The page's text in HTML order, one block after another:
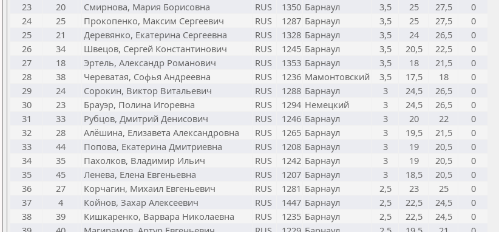
23
20 Смирнова, Мария Борисовна RUS 1350 Барнаул 3,5 25 27,5
0
24
25 Прокопенко, Максим Сергеевич RUS 1287 Барнаул 3,5 25 27,5
0
25
21 Деревянко, Екатерина Сергеевна RUS 1328 Барнаул 3,5 24 26,5
0
26
34 Швецов, Сергей Константинович RUS 1245 Барнаул 3,5 20,5 22,5
0
27
18 Эртель, Александр Романович RUS 1353 Барнаул 3,5 18 21,5
0
28
38 Череватая, Софья Андреевна RUS 1236 Мамонтовский 3,5 17,5 18
0
29
24 Сорокин, Виктор Витальевич RUS 1288 Барнаул 3 24,5 26,5
0
30
23 Брауэр, Полина Игоревна RUS 1294 Немецкий 3 24,5 26,5
0
31
33 Рубцов, Дмитрий Денисович RUS 1246 Барнаул 3 20 22
0
32
28 Алёшина, Елизавета Александровна RUS 1265 Барнаул 3 19,5 21,5
0
33
44 Попова, Екатерина Дмитриевна RUS 1208 Барнаул 3 19 20,5
0
34
35 Пахолков, Владимир Ильич RUS 1242 Барнаул 3 19 20,5
0
35
45 Ленева, Елена Евгеньевна RUS 1207 Барнаул 3 18,5 20,5
0
36
27 Корчагин, Михаил Евгеньевич RUS 1281 Барнаул 2,5 23 25
0
37
4 Койнов, Захар Алексеевич RUS 1447 Барнаул 2,5 22,5 24,5
0
38
39 Кишкаренко, Варвара Николаевна RUS 1235 Барнаул 2,5 22,5 24,5
0